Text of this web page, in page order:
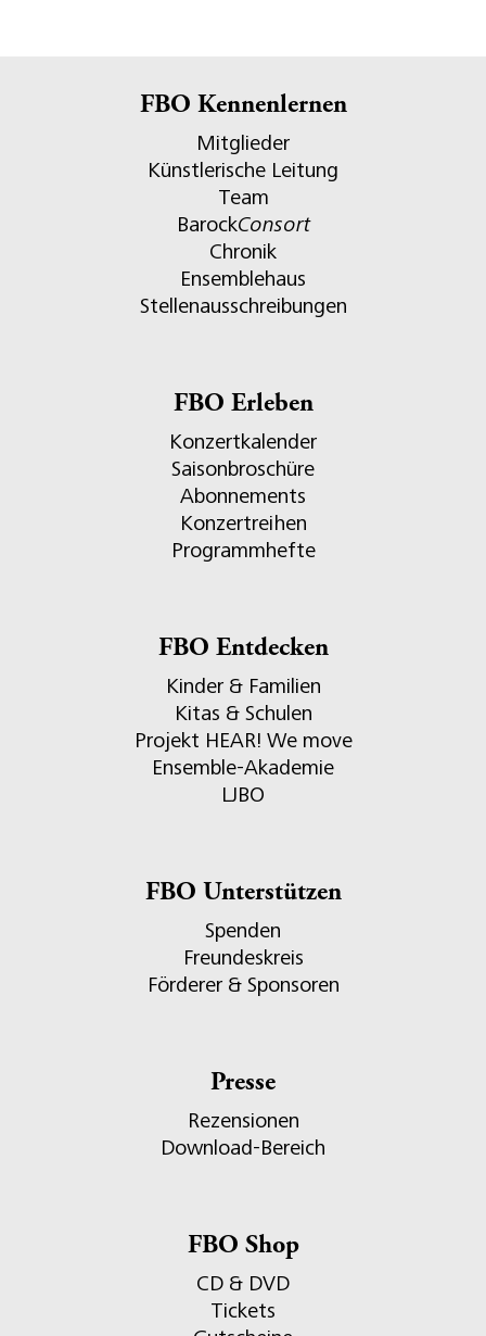
FBO Kennenlernen
Mitglieder
Künstlerische Leitung
Team
BarockConsort
Chronik
Ensemblehaus
Stellenausschreibungen
FBO Erleben
Konzertkalender
Saisonbroschüre
Abonnements
Konzertreihen
Programmhefte
FBO Entdecken
Kinder & Familien
Kitas & Schulen
Projekt HEAR! We move
Ensemble-Akademie
LJBO
FBO Unterstützen
Spenden
Freundeskreis
Förderer & Sponsoren
Presse
Rezensionen
Download-Bereich
FBO Shop
CD & DVD
Tickets